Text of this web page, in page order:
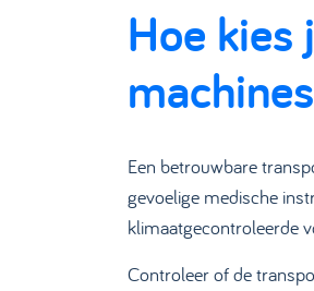
Hoe
Een betrouwbare
gevoelige medische
klimaatgecontroleerde
Controleer of de